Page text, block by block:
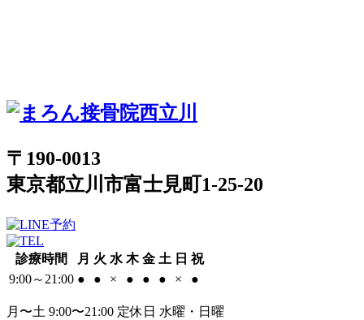
〒190-0013
東京都立川市富士見町1-25-20
診療時間 月 火 水 木 金 土 日 祝
9:00～21:00 ● ● × ● ● ● × ●
月〜土 9:00〜21:00 定休日 水曜・日曜